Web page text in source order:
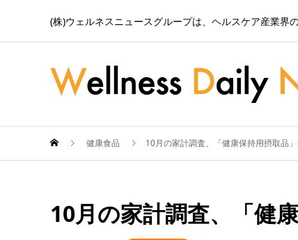
(株)ウェルネスニュースグループは、ヘルスケア産業界
健康食品 10月の家計調査、「健康保持用摂取品
10月の家計調査、「健